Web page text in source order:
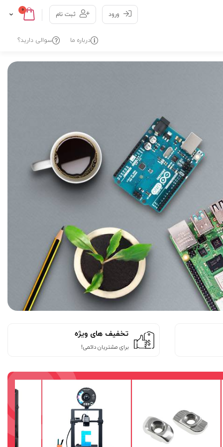
Cart0 عدد
Skip
to
ورود ثبت نام
سوالی دارید؟ درباره ما
تخفیف های ویژه
برای مشتریان دائمی!